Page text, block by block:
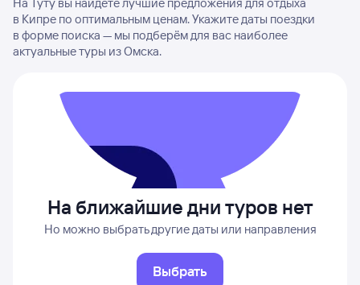
в Кипре по оптимальным ценам. Укажите даты поездки
в форме поиска — мы подберём для вас наиболее
актуальные туры из Омска.
На ближайшие дни туров нет
Но можно выбрать другие даты или направления
Выбрать